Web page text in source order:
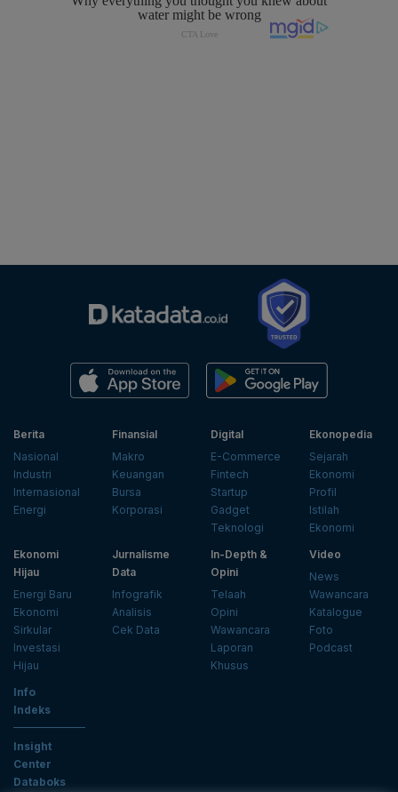
Berita
Nasional
Industri
Internasional
Energi
Finansial
Makro
Keuangan
Bursa
Korporasi
Digital
E-Commerce
Fintech
Startup
Gadget
Teknologi
Ekonopedia
Sejarah
Ekonomi
Profil
Istilah
Ekonomi
Ekonomi
Hijau
Energi Baru
Ekonomi
Sirkular
Investasi
Hijau
Jurnalisme
Data
Infografik
Analisis
Cek Data
In-Depth &
Opini
Telaah
Opini
Wawancara
Laporan
Khusus
Video
News
Wawancara
Katalogue
Foto
Podcast
Info
Indeks
Insight
Center
Databoks